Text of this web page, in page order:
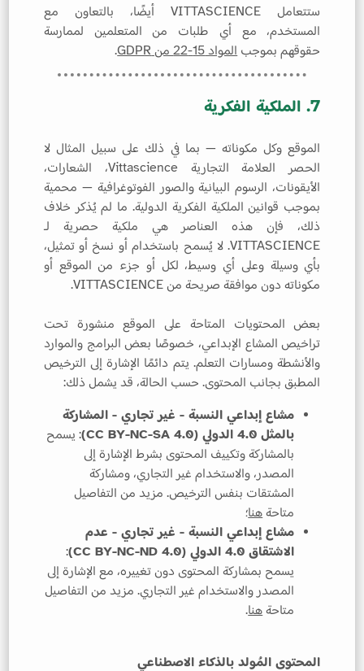
ستتعامل VITTASCIENCE أيضًا، بالتعاون مع
المستخدم، مع أي طلبات من المتعلمين لممارسة
حقوقهم بموجب المواد 15-22 من GDPR .
7. الملكية الفكرية
الموقع وكل مكوناته — بما في ذلك على سبيل المثال لا
الحصر العلامة التجارية Vittascience، الشعارات،
الأيقونات، الرسوم البيانية والصور الفوتوغرافية — محمية
بموجب قوانين الملكية الفكرية الدولية. ما لم يُذكر خلاف
ذلك، فإن هذه العناصر هي ملكية حصرية لـ
VITTASCIENCE. لا يُسمح باستخدام أو نسخ أو تمثيل،
بأي وسيلة وعلى أي وسيط، لكل أو جزء من الموقع أو
مكوناته دون موافقة صريحة من VITTASCIENCE.
بعض المحتويات المتاحة على الموقع منشورة تحت
تراخيص المشاع الإبداعي، خصوصًا بعض البرامج والموارد
والأنشطة ومسارات التعلم. يتم دائمًا الإشارة إلى الترخيص
المطبق بجانب المحتوى. حسب الحالة، قد يشمل ذلك:
مشاع إبداعي النسبة - غير تجاري - المشاركة
بالمثل 4.0 الدولي (CC BY-NC-SA 4.0)
: يسمح
بالمشاركة وتكييف المحتوى بشرط الإشارة إلى
المصدر، والاستخدام غير التجاري، ومشاركة
المشتقات بنفس الترخيص. مزيد من التفاصيل
متاحة هنا؛
مشاع إبداعي النسبة - غير تجاري - عدم
الاشتقاق 4.0 الدولي (CC BY-NC-ND 4.0)
:
يسمح بمشاركة المحتوى دون تغييره، مع الإشارة إلى
المصدر والاستخدام غير التجاري. مزيد من التفاصيل
متاحة هنا.
المحتوى المُولد بالذكاء الاصطناعي